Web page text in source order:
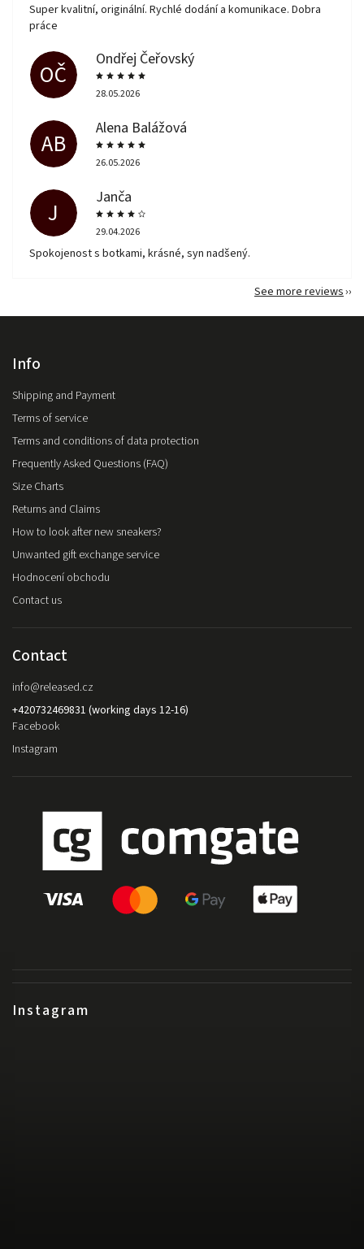
Super kvalitní, originální. Rychlé dodání a komunikace. Dobra
práce
OČ
Ondřej Čeřovský
28.05.2026
AB
Alena Balážová
26.05.2026
J
Janča
29.04.2026
Spokojenost s botkami, krásné, syn nadšený.
See more reviews
Instagram
Info
Shipping and Payment
Terms of service
Terms and conditions of data protection
Frequently Asked Questions (FAQ)
Size Charts
Returns and Claims
How to look after new sneakers?
Unwanted gift exchange service
Hodnocení obchodu
Contact us
Contact
info@released.cz
+420732469831 (working days 12-16)
Facebook
Instagram